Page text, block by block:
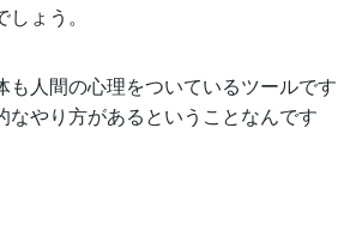
ょう。
も人間の心理をついているツールです
なやり方があるということなんです